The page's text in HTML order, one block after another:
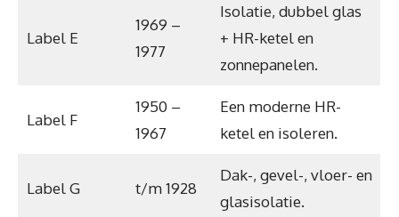
Label E
1969 –
1977
Isolatie, dubbel glas
+ HR-ketel en
zonnepanelen.
Label F
1950 –
1967
Een moderne HR-
ketel en isoleren.
Label G t/m 1928
Dak-, gevel-, vloer- en
glasisolatie.